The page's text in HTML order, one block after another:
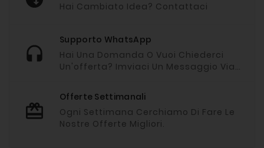
Hai Cambiato Idea? Contattaci
Supporto WhatsApp
Hai Una Domanda O Vuoi Chiederci
Un'offerta? Imviaci Un Messaggio Via
Offerte Settimanali
Ogni Settimana Cerchiamo Di Fare Le
Nostre Offerte Migliori.